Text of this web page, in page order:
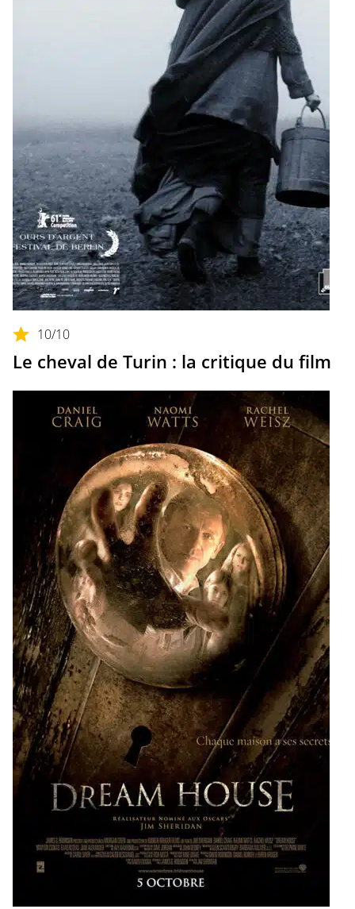
10/10
Le cheval de Turin : la critique du film